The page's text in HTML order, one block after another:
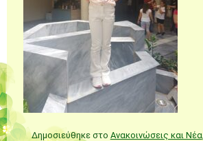
Δημοσιεύθηκε στο Ανακοινώσεις και Νέα,